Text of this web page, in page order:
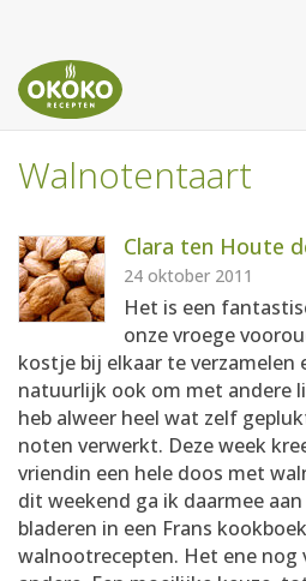
HOME
Walnotentaart
Clara ten Houte
24 oktober 2011
Het is een
onze vroege
kostje bij elkaar te verzamelen
natuurlijk ook om met andere
heb alweer heel wat zelf
noten verwerkt. Deze week
vriendin een hele doos met
dit weekend ga ik daarmee
bladeren in een Frans
walnootrecepten. Het ene nog